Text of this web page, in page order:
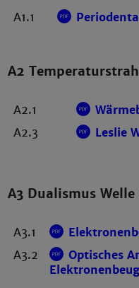
A1.1
A2
A2.1
A2.3
Leslie
A3 Dualismus
A3.1
A3.2
Optisches